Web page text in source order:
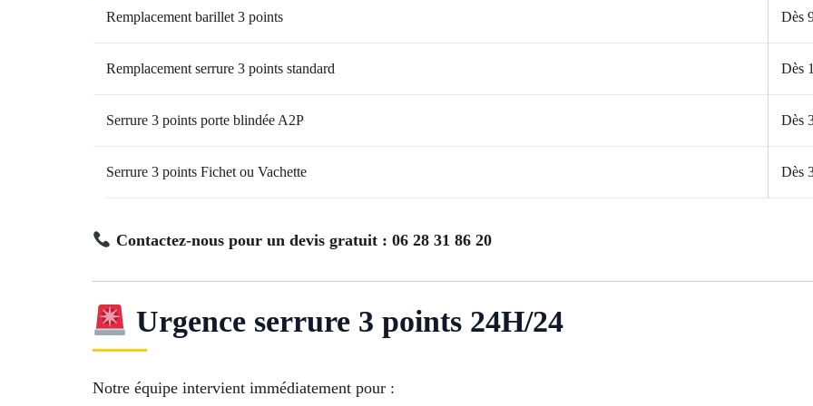
Remplacement barillet 3 points Dès
Remplacement serrure 3 points standard Dès
Serrure 3 points porte blindée A2P Dès
Serrure 3 points Fichet ou Vachette Dès
Contactez-nous pour un devis gratuit : 06 28 31 86 20
Urgence serrure 3 points 24H/24
Notre équipe intervient immédiatement pour :